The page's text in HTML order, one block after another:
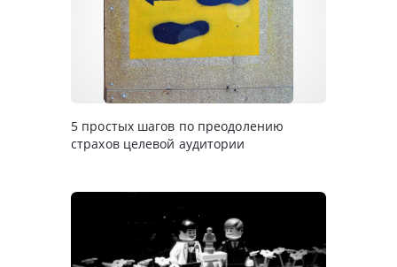
5 простых шагов по преодолению
страхов целевой аудитории